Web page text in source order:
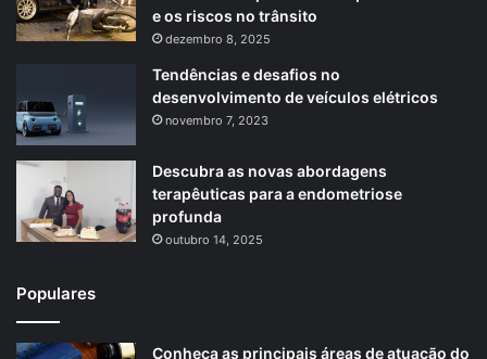
e os riscos no trânsito
dezembro 8, 2025
Tendências e desafios no
desenvolvimento de veículos elétricos
novembro 7, 2023
Descubra as novas abordagens
terapêuticas para a endometriose
profunda
outubro 14, 2025
Populares
Conheça as principais áreas de atuação do